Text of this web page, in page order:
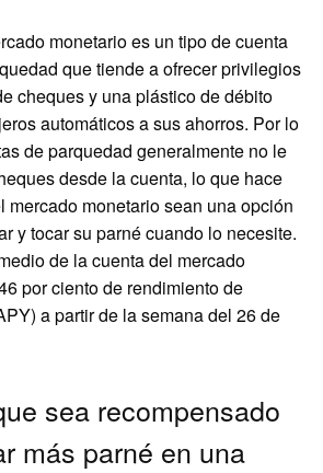
monetario es un tipo de cuenta
que tiende a ofrecer privilegios
cheques y una plástico de débito
automáticos a sus ahorros. Por lo
de parquedad generalmente no le
desde la cuenta, lo que hace
mercado monetario sean una opción
y tocar su parné cuando lo necesite.
de la cuenta del mercado
por ciento de rendimiento de
a partir de la semana del 26 de
sea recompensado
más parné en una